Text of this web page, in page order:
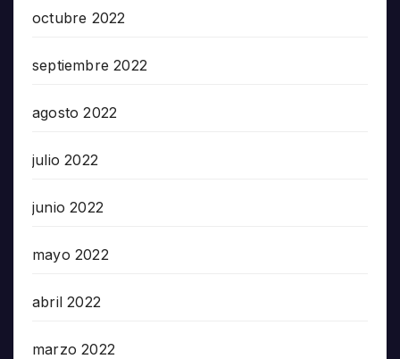
octubre 2022
septiembre 2022
agosto 2022
julio 2022
junio 2022
mayo 2022
abril 2022
marzo 2022